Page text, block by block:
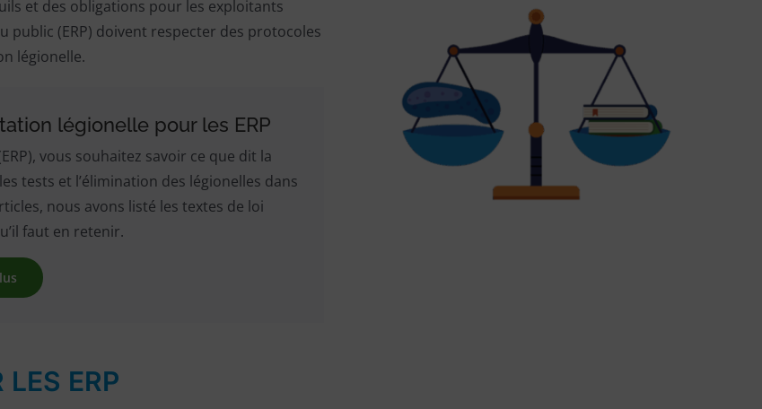
et des obligations pour les exploitants
public (ERP) doivent respecter des protocoles
légionelle.
légionelle pour les ERP
vous souhaitez savoir ce que dit la
tests et l’élimination des légionelles dans
nous avons listé les textes de loi
faut en retenir.
ERP